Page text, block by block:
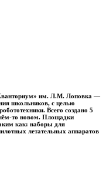
им. Л.М. Лоповка —
школьников, с целью
Всего создано 5
то новом. Площадки
как: наборы для
летательных аппаратов